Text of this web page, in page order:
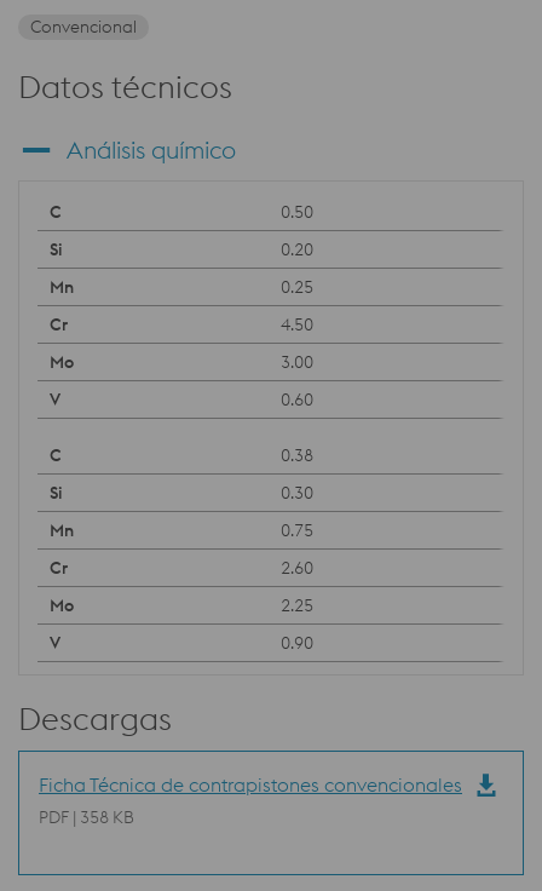
Convencional
Datos técnicos
Análisis químico
0.50
0.20
0.25
4.50
3.00
0.60
0.38
0.30
0.75
2.60
2.25
0.90
Descargas
Ficha Técnica de contrapistones convencionales
PDF | 358 KB